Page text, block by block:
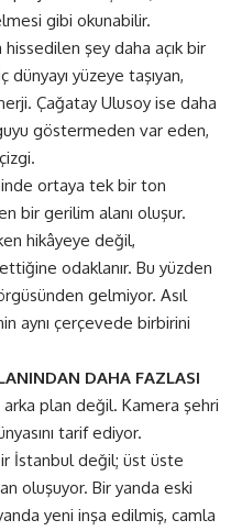
gibi okunabilir.
şey daha açık bir
dünyayı yüzeye taşıyan,
Çağatay Ulusoy ise daha
göstermeden var eden,
ortaya tek bir ton
bir gerilim alanı oluşur.
hikâyeye değil,
odaklanır. Bu yüzden
gelmiyor. Asıl
aynı çerçevede birbirini
DAHA FAZLASI
plan değil. Kamera şehri
tarif ediyor.
İstanbul değil; üst üste
oluşuyor. Bir yanda eski
yeni inşa edilmiş, camla